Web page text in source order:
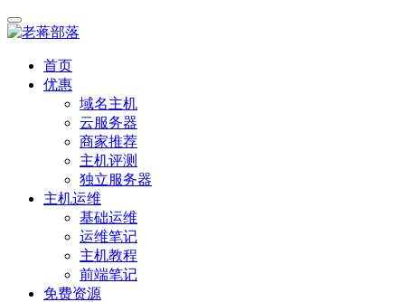
首页
优惠
域名主机
云服务器
商家推荐
主机评测
独立服务器
主机运维
基础运维
运维笔记
主机教程
前端笔记
免费资源